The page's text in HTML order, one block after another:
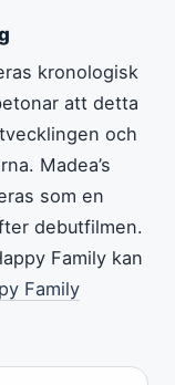
kronologisk
att detta
och
Madea’s
som en
debutfilmen.
Family kan
Family